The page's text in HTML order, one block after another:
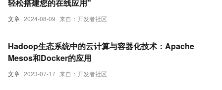
文章 2024-08-09 来自：开发者社区
轻松搭建您的在线应用"
文章 2023-07-17 来自：开发者社区
Hadoop生态系统中的云计算与容器化技术：Apache
Mesos和Docker的应用